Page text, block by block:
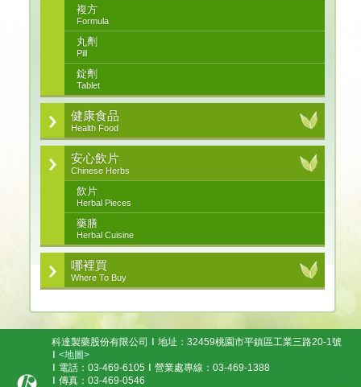
複方
Formula
丸劑
Pill
錠劑
Tablet
健康食品
Health Food
安心飲片
Chinese Herbs
飲片
Herbal Pieces
藥膳
Herbal Cuisine
哪裡買
Where To Buy
科達製藥股份有限公司
地址：32459桃園市平鎮區工業三路20-1號
<地圖>
電話：03-469-6105
營業處專線：03-469-1388
傳真：03-469-0546